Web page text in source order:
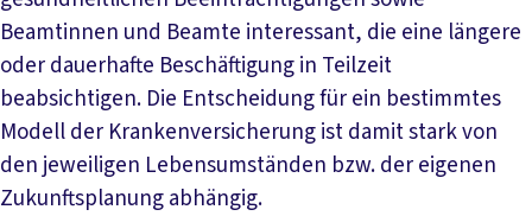
Beamtinnen und Beamte interessant, die eine längere
oder dauerhafte Beschäftigung in Teilzeit
beabsichtigen. Die Entscheidung für ein bestimmtes
Modell der Krankenversicherung ist damit stark von
den jeweiligen Lebensumständen bzw. der eigenen
Zukunftsplanung abhängig.